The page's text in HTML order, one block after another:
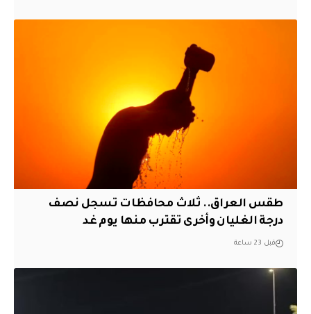
طقس العراق.. ثلاث محافظات تسجل نصف
درجة الغليان وأخرى تقترب منها يوم غد
قبل 23 ساعة